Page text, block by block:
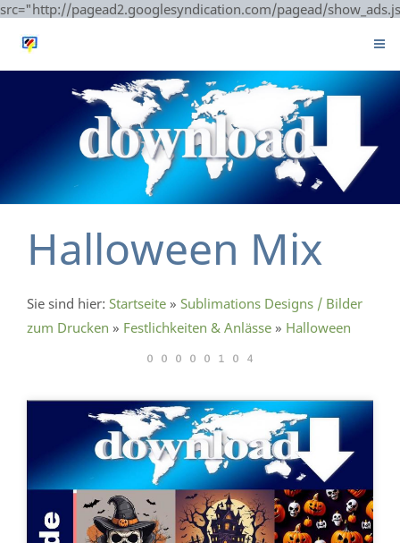
src="http://pagead2.googlesyndication.com/pagead/
Halloween Mix
Sie sind hier: Startseite » Sublimations Designs / Bilder
zum Drucken » Festlichkeiten & Anlässe » Halloween